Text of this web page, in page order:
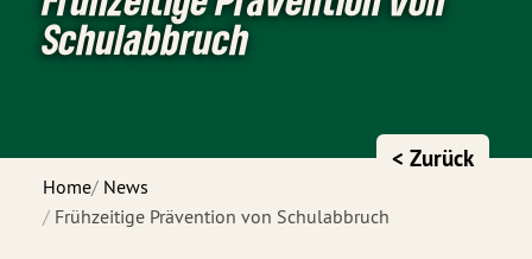
Schulabbruch
Home News
Frühzeitige Prävention von Schulabbruch
< Zurück